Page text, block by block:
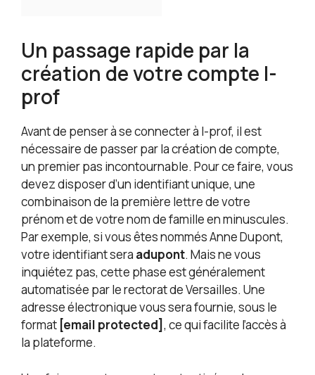
Un passage rapide par la
création de votre compte I-
prof
Avant de penser à se connecter à I-prof, il est
nécessaire de passer par la création de compte,
un premier pas incontournable. Pour ce faire, vous
devez disposer d’un identifiant unique, une
combinaison de la première lettre de votre
prénom et de votre nom de famille en minuscules.
Par exemple, si vous êtes nommés Anne Dupont,
votre identifiant sera adupont. Mais ne vous
inquiétez pas, cette phase est généralement
automatisée par le rectorat de Versailles. Une
adresse électronique vous sera fournie, sous le
format [email protected] , ce qui facilite l’accès à
la plateforme.